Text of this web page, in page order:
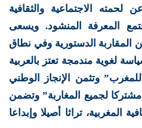
لحمته الاجتماعية والثقافية
المعرفة المنشود. ويسعى
المقاربة الدستورية وفي نطاق
لغوية مندمجة تعتز بالعربية
وتثمن الإنجاز الوطني
مشتركا لجميع المغاربة” وتضمن
المغربية، تراثا أصيلا وإبداعا